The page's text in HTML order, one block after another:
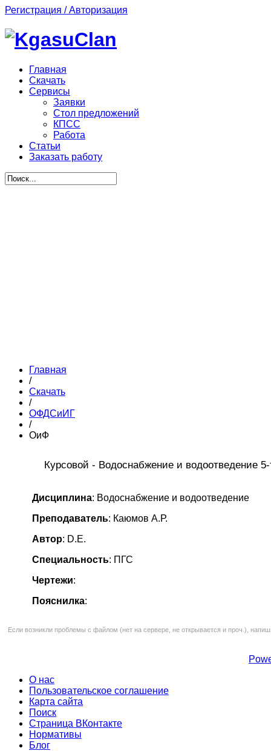
Регистрация / Авторизация
Главная
Скачать
Сервисы
Заявки
Стол предложений
КПСС
Работа
Статьи
Заказать работу
Главная
/
Скачать
/
ОФДСиИГ
/
ОиФ
Курсовой - Водоснабжение и водоотведение
Дисциплина: Водоснабжение и водоотведение
Преподаватель: Каюмов А.Р.
Автор: D.E.
Специальность: ПГС
Чертежи:
Пояснилка:
Если возникли проблемы с файлом (нет на сервере, не открывается и проч.),
О нас
Пользовательское соглашение
Карта сайта
Поиск
Страница ВКонтакте
Нормативы
Блог